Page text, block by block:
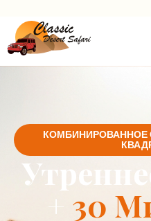
КОМБИНИРОВАННОЕ
+30